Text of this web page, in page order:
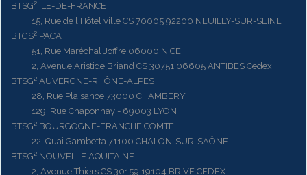
BTSG² ILE-DE-FRANCE
15, Rue de l'Hôtel ville CS 70005 92200 NEUILLY-SUR-SEINE
BTGS² PACA
51, Rue Maréchal Joffre 06000 NICE
2, Avenue Aristide Briand CS 30751 06605 ANTIBES Cedex
BTSG² AUVERGNE-RHÔNE-ALPES
28, Rue Plaisance 73000 CHAMBERY
129, Rue Chaponnay - 69003 LYON
BTSG² BOURGOGNE-FRANCHE COMTE
22, Quai Gambetta 71100 CHALON-SUR-SAÔNE
BTSG² NOUVELLE AQUITAINE
2, Avenue Thiers CS 30159 19104 BRIVE CEDEX